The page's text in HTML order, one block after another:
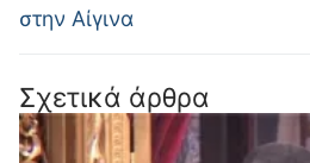
στην Αίγινα
Σχετικά άρθρα